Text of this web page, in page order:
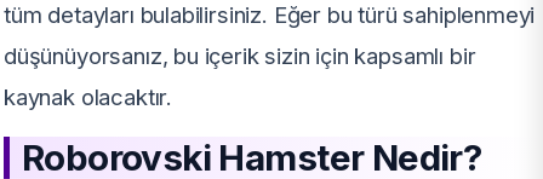
tüm detayları bulabilirsiniz. Eğer bu türü sahiplenmeyi
düşünüyorsanız, bu içerik sizin için kapsamlı bir
kaynak olacaktır.
Roborovski Hamster Nedir?